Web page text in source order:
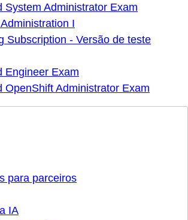
System Administrator Exam
I
Subscription - Versão de teste
Engineer Exam
OpenShift Administrator Exam
para parceiros
IA